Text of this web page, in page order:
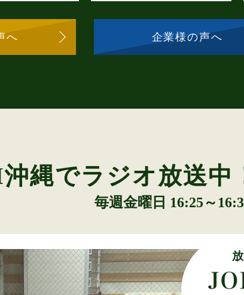
へ 企業様の声へ
縄でラジオ放送中
毎週金曜日 16:25～